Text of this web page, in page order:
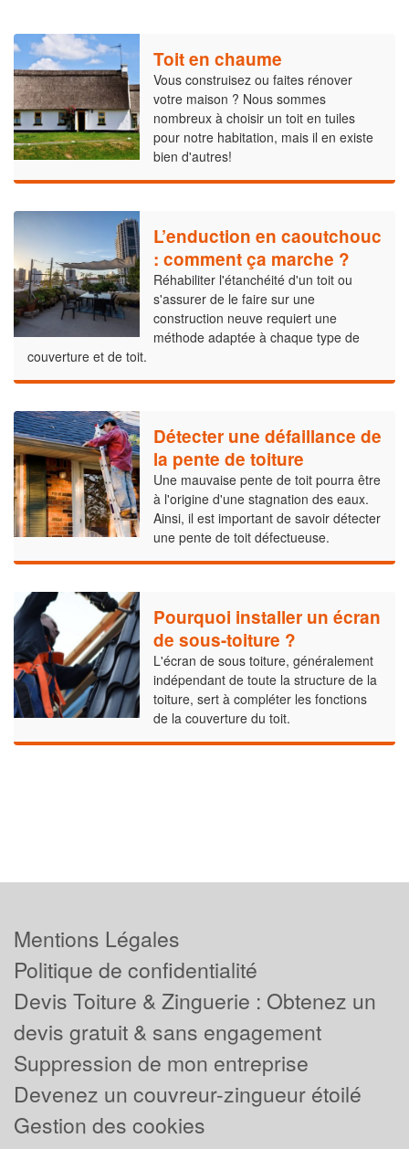
Toit en chaume
Vous construisez ou faites rénover
votre maison ? Nous sommes
nombreux à choisir un toit en tuiles
pour notre habitation, mais il en existe
bien d'autres!
L’enduction en caoutchouc
: comment ça marche ?
Réhabiliter l'étanchéité d'un toit ou
s'assurer de le faire sur une
construction neuve requiert une
méthode adaptée à chaque type de
couverture et de toit.
Détecter une défaillance de
la pente de toiture
Une mauvaise pente de toit pourra être
à l'origine d'une stagnation des eaux.
Ainsi, il est important de savoir détecter
une pente de toit défectueuse.
Pourquoi installer un écran
de sous-toiture ?
L'écran de sous toiture, généralement
indépendant de toute la structure de la
toiture, sert à compléter les fonctions
de la couverture du toit.
Mentions Légales
Politique de confidentialité
Devis Toiture & Zinguerie : Obtenez un
devis gratuit & sans engagement
Suppression de mon entreprise
Devenez un couvreur-zingueur étoilé
Gestion des cookies